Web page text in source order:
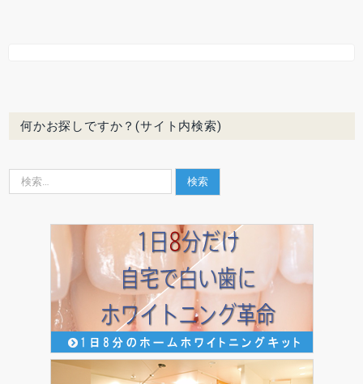
何かお探しですか？(サイト内検索)